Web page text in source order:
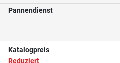
Pannendienst
Katalogpreis
Reduziert